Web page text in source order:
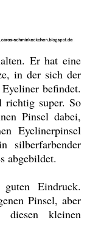
Er hat eine
in der sich der
befindet.
richtig super. So
Pinsel dabei,
Eyelinerpinsel
abgebildet.
Eindruck.
Pinsel, aber
kleinen